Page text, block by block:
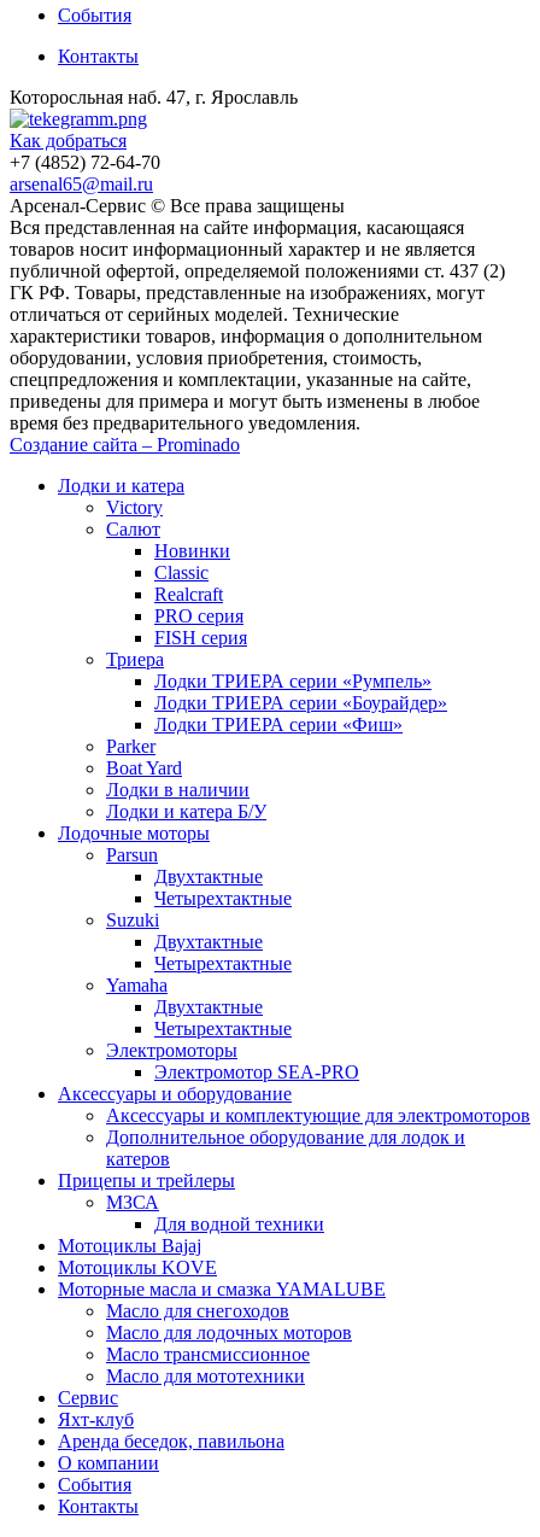
События
Контакты
Которосльная наб. 47, г. Ярославль
Как добраться
+7 (4852) 72-64-70
arsenal65@mail.ru
Aрсенал-Сервис © Все права защищены
Вся представленная на сайте информация, касающаяся
товаров носит информационный характер и не является
публичной офертой, определяемой положениями ст. 437 (2)
ГК РФ. Товары, представленные на изображениях, могут
отличаться от серийных моделей. Технические
характеристики товаров, информация о дополнительном
оборудовании, условия приобретения, стоимость,
спецпредложения и комплектации, указанные на сайте,
приведены для примера и могут быть изменены в любое
время без предварительного уведомления.
Создание сайта – Prominado
Лодки и катера
Victory
Салют
Новинки
Classic
Realcraft
PRO серия
FISH серия
Триера
Лодки ТРИЕРА серии «Румпель»
Лодки ТРИЕРА серии «Боурайдер»
Лодки ТРИЕРА серии «Фиш»
Parker
Boat Yard
Лодки в наличии
Лодки и катера Б/У
Лодочные моторы
Parsun
Двухтактные
Четырехтактные
Suzuki
Двухтактные
Четырехтактные
Yamaha
Двухтактные
Четырехтактные
Электромоторы
Электромотор SEA-PRO
Аксессуары и оборудование
Аксессуары и комплектующие для электромоторов
Дополнительное оборудование для лодок и
катеров
Прицепы и трейлеры
МЗСА
Для водной техники
Мотоциклы Bajaj
Мотоциклы KOVE
Моторные масла и смазка YAMALUBE
Масло для снегоходов
Масло для лодочных моторов
Масло трансмиссионное
Масло для мототехники
Сервис
Яхт-клуб
Аренда беседок, павильона
О компании
События
Контакты